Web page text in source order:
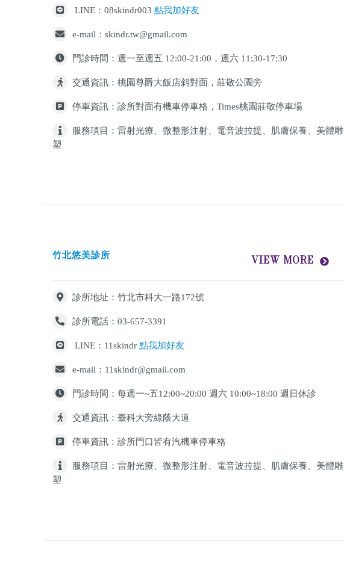
LINE：08skindr003 點我加好友
e-mail：skindr.tw@gmail.com
門診時間：週一至週五 12:00-21:00，週六 11:30-17:30
交通資訊：桃園尊爵大飯店斜對面，莊敬公園旁
停車資訊：診所對面有機車停車格，Times桃園莊敬停車場
服務項目：雷射光療、微整形注射、電音波拉提、肌膚保養、美體雕
塑
竹北悠美診所 VIEW MORE
診所地址：竹北市科大一路172號
診所電話：03-657-3391
LINE：11skindr 點我加好友
e-mail：11skindr@gmail.com
門診時間：每週一~五12:00~20:00 週六 10:00~18:00 週日休診
交通資訊：臺科大旁綠蔭大道
停車資訊：診所門口皆有汽機車停車格
服務項目：雷射光療、微整形注射、電音波拉提、肌膚保養、美體雕
塑